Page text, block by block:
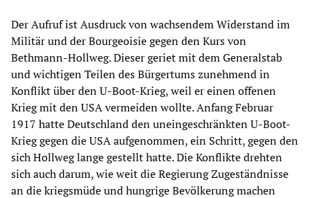
Der Aufruf ist Ausdruck von wachsendem Widerstand im
Militär und der Bourgeoisie gegen den Kurs von
Bethmann-Hollweg. Dieser geriet mit dem Generalstab
und wichtigen Teilen des Bürgertums zunehmend in
Konflikt über den U-Boot-Krieg, weil er einen offenen
Krieg mit den USA vermeiden wollte. Anfang Februar
1917 hatte Deutschland den uneingeschränkten U-Boot-
Krieg gegen die USA aufgenommen, ein Schritt, gegen den
sich Hollweg lange gestellt hatte. Die Konflikte drehten
sich auch darum, wie weit die Regierung Zugeständnisse
an die kriegsmüde und hungrige Bevölkerung machen